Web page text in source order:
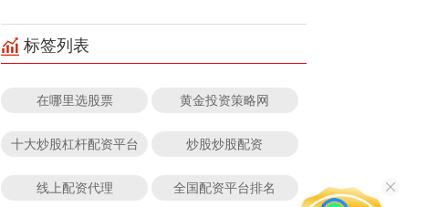
标签列表
在哪里选股票 黄金投资策略网
十大炒股杠杆配资平台 炒股炒股配资
线上配资代理 全国配资平台排名